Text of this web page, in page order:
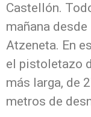
Castellón.
mañana
Atzeneta. En
el pistoletazo
más larga, de
metros de